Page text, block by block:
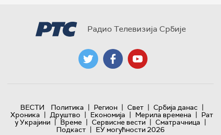
Радио Телевизија Србије
ВЕСТИ Политика | Регион | Свет | Србија данас |
Хроника | Друштво | Економија | Мерила времена | Рат
у Украјини | Време | Сервисне вести | Сматрачница |
Подкаст | ЕУ могућности 2026